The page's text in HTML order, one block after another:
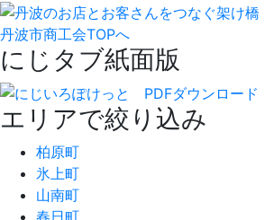
丹波市商工会TOPへ
にじタブ紙面版
エリアで絞り込み
柏原町
氷上町
山南町